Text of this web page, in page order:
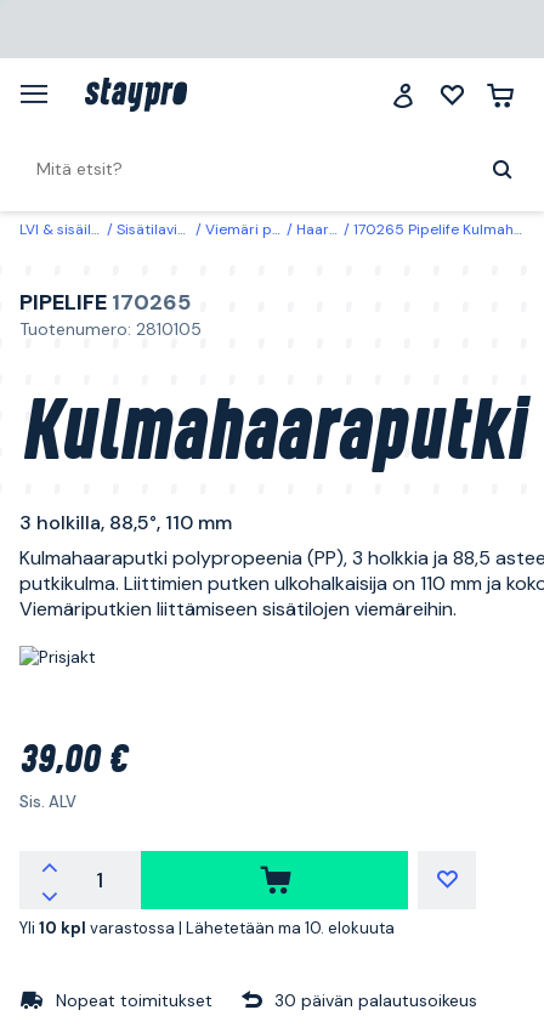
LVI & sisäilma Sisätilaviemäri Viemäri piilotettu Haaraputket 170265 Pipelife Kulmahaaraputki 3 holkilla, 88,5°, 110 mm
PIPELIFE 170265
Tuotenumero: 2810105
Kulmahaaraputki
3 holkilla, 88,5°, 110 mm
Kulmahaaraputki polypropeenia (PP), 3 holkkia ja 88,5
putkikulma. Liittimien putken ulkohalkaisija on 110 mm ja koko
Viemäriputkien liittämiseen sisätilojen viemäreihin.
39,00 €
Sis. ALV
Yli 10 kpl varastossa | Lähetetään ma 10. elokuuta
Nopeat toimitukset 30 päivän palautusoikeus